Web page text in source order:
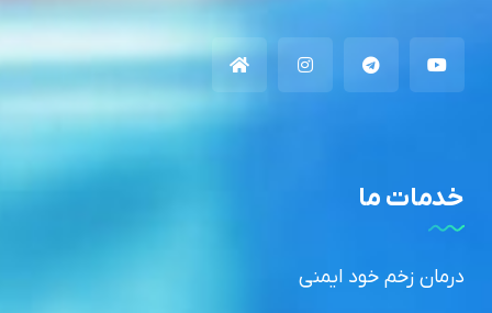
خدمات ما
درمان زخم خود ایمنی